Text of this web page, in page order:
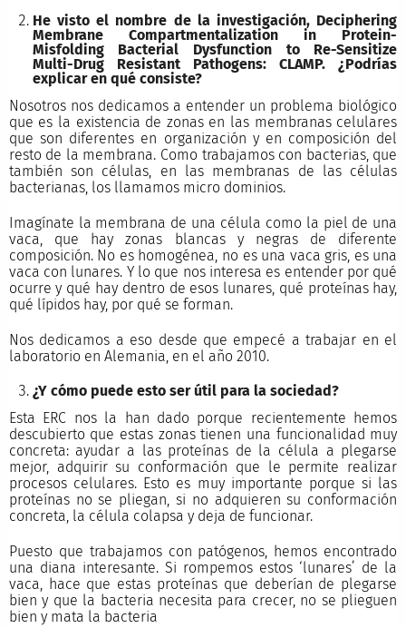
He visto el nombre de la investigación, Deciphering
Membrane Compartmentalization in Protein-
Misfolding Bacterial Dysfunction to Re-Sensitize
Multi-Drug Resistant Pathogens: CLAMP. ¿Podrías
explicar en qué consiste?
Nosotros nos dedicamos a entender un problema biológico
que es la existencia de zonas en las membranas celulares
que son diferentes en organización y en composición del
resto de la membrana. Como trabajamos con bacterias, que
también son células, en las membranas de las células
bacterianas, los llamamos micro dominios.
Imagínate la membrana de una célula como la piel de una
vaca, que hay zonas blancas y negras de diferente
composición. No es homogénea, no es una vaca gris, es una
vaca con lunares. Y lo que nos interesa es entender por qué
ocurre y qué hay dentro de esos lunares, qué proteínas hay,
qué lípidos hay, por qué se forman.
Nos dedicamos a eso desde que empecé a trabajar en el
laboratorio en Alemania, en el año 2010.
¿Y cómo puede esto ser útil para la sociedad?
Esta ERC nos la han dado porque recientemente hemos
descubierto que estas zonas tienen una funcionalidad muy
concreta: ayudar a las proteínas de la célula a plegarse
mejor, adquirir su conformación que le permite realizar
procesos celulares. Esto es muy importante porque si las
proteínas no se pliegan, si no adquieren su conformación
concreta, la célula colapsa y deja de funcionar.
Puesto que trabajamos con patógenos, hemos encontrado
una diana interesante. Si rompemos estos ‘lunares’ de la
vaca, hace que estas proteínas que deberían de plegarse
bien y que la bacteria necesita para crecer, no se plieguen
bien y mata la bacteria